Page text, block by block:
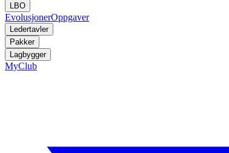
LBO
EvolusjonerOppgaver
Ledertavler
Pakker
Lagbygger
MyClub